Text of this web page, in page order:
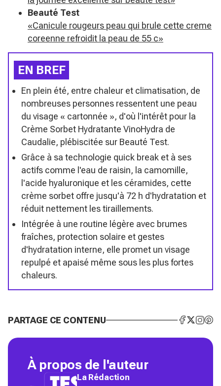
Beauté Test
«Canicule rougeurs peau qui brule cette creme
coreenne refroidit la peau de 55 c»
EN BREF
En plein été, entre chaleur et climatisation, de
nombreuses personnes ressentent une peau
du visage « cartonnée », d'où l'intérêt pour la
Crème Sorbet Hydratante VinoHydra de
Caudalie, plébiscitée sur Beauté Test.
Grâce à sa technologie quick break et à ses
actifs comme l'eau de raisin, la camomille,
l'acide hyaluronique et les céramides, cette
crème sorbet offre jusqu'à 72 h d'hydratation et
réduit nettement les tiraillements.
Intégrée à une routine légère avec brumes
fraîches, protection solaire et gestes
d'hydratation interne, elle promet un visage
repulpé et apaisé même sous les plus fortes
chaleurs.
PARTAGE CE CONTENU
À propos de l'auteur
La Rédaction